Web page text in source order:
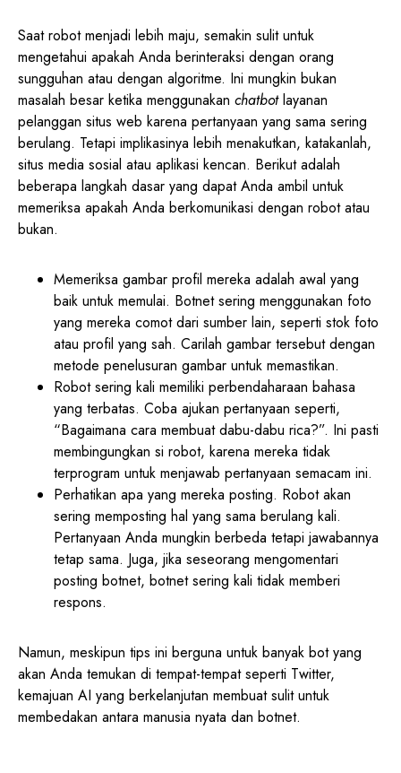
Saat robot menjadi lebih maju, semakin sulit untuk
mengetahui apakah Anda berinteraksi dengan orang
sungguhan atau dengan algoritme. Ini mungkin bukan
masalah besar ketika menggunakan chatbotlayanan
pelanggan situs web karena pertanyaan yang sama sering
berulang. Tetapi implikasinya lebih menakutkan, katakanlah,
situs media sosial atau aplikasi kencan. Berikut adalah
beberapa langkah dasar yang dapat Anda ambil untuk
memeriksa apakah Anda berkomunikasi dengan robot atau
bukan.
Memeriksa gambar profil mereka adalah awal yang
baik untuk memulai. Botnet sering menggunakan foto
yang mereka comot dari sumber lain, seperti stok foto
atau profil yang sah. Carilah gambar tersebut dengan
metode penelusuran gambar untuk memastikan.
Robot sering kali memiliki perbendaharaan bahasa
yang terbatas. Coba ajukan pertanyaan seperti,
“Bagaimana cara membuat dabu-dabu rica?”. Ini pasti
membingungkan si robot, karena mereka tidak
terprogram untuk menjawab pertanyaan semacam ini.
Perhatikan apa yang mereka posting. Robot akan
sering memposting hal yang sama berulang kali.
Pertanyaan Anda mungkin berbeda tetapi jawabannya
tetap sama. Juga, jika seseorang mengomentari
posting botnet, botnet sering kali tidak memberi
respons.
Namun, meskipun tips ini berguna untuk banyak bot yang
akan Anda temukan di tempat-tempat seperti Twitter,
kemajuan AI yang berkelanjutan membuat sulit untuk
membedakan antara manusia nyata dan botnet.